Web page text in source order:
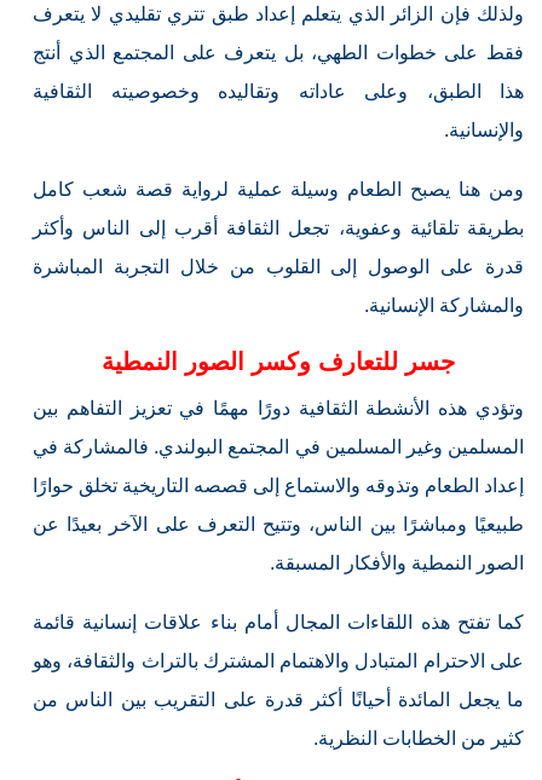
ولذلك فإن الزائر الذي يتعلم إعداد طبق تتري تقليدي لا يتعرف
فقط على خطوات الطهي، بل يتعرف على المجتمع الذي أنتج
هذا الطبق، وعلى عاداته وتقاليده وخصوصيته الثقافية
والإنسانية.
ومن هنا يصبح الطعام وسيلة عملية لرواية قصة شعب كامل
بطريقة تلقائية وعفوية، تجعل الثقافة أقرب إلى الناس وأكثر
قدرة على الوصول إلى القلوب من خلال التجربة المباشرة
والمشاركة الإنسانية.
جسر للتعارف وكسر الصور النمطية
وتؤدي هذه الأنشطة الثقافية دورًا مهمًا في تعزيز التفاهم بين
المسلمين وغير المسلمين في المجتمع البولندي. فالمشاركة في
إعداد الطعام وتذوقه والاستماع إلى قصصه التاريخية تخلق حوارًا
طبيعيًا ومباشرًا بين الناس، وتتيح التعرف على الآخر بعيدًا عن
الصور النمطية والأفكار المسبقة.
كما تفتح هذه اللقاءات المجال أمام بناء علاقات إنسانية قائمة
على الاحترام المتبادل والاهتمام المشترك بالتراث والثقافة، وهو
ما يجعل المائدة أحيانًا أكثر قدرة على التقريب بين الناس من
كثير من الخطابات النظرية.